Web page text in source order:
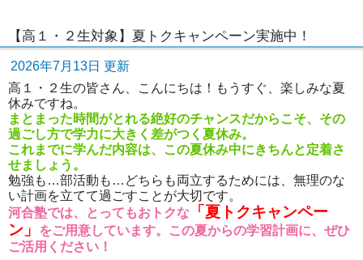
【高１・２生対象】夏トクキャンペーン実施中！
2026年7月13日 更新
高１・２生の皆さん、こんにちは！もうすぐ、楽しみな夏
休みですね。
まとまった時間がとれる絶好のチャンスだからこそ、その
過ごし方で学力に大きく差がつく夏休み。
これまでに学んだ内容は、この夏休み中にきちんと定着さ
せましょう。
勉強も…部活動も…どちらも両立するためには、無理のな
い計画を立てて過ごすことが大切です。
河合塾では、とってもおトクな
「夏トクキャンペー
ン」
をご用意しています。この夏からの学習計画に、ぜひ
ご活用ください！